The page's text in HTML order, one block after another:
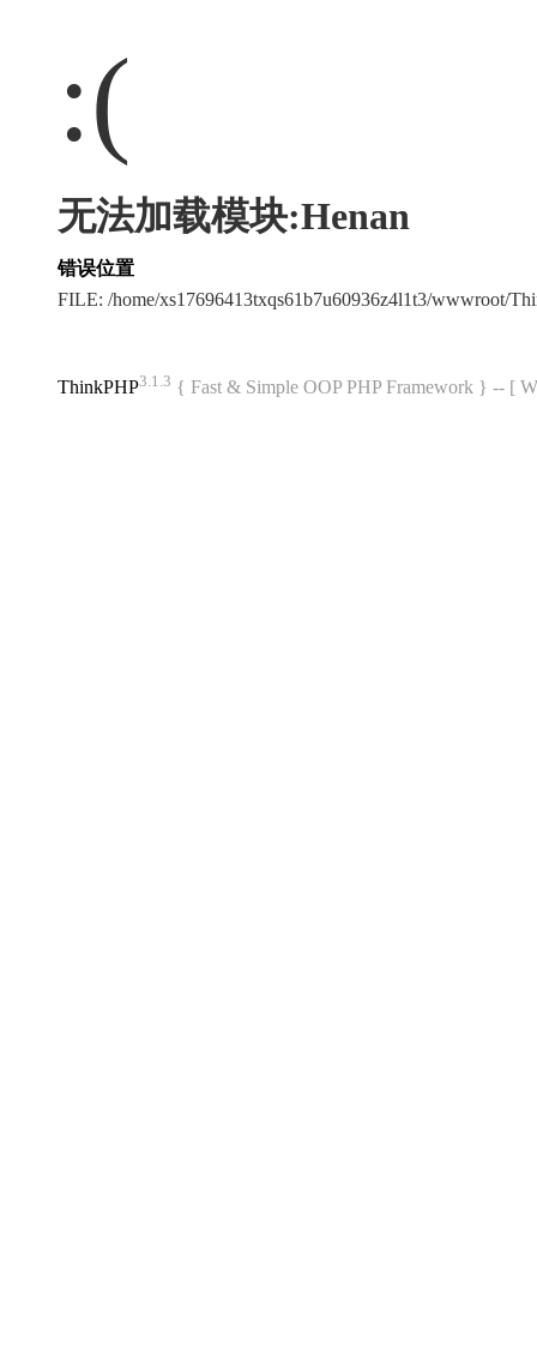
:(
无法加载模块:Henan
错误位置
FILE: /home/xs17696413txqs61b7u60936z4l1t3/wwwroot/
ThinkPHP3.1.3 { Fast & Simple OOP PHP Framework } -- [